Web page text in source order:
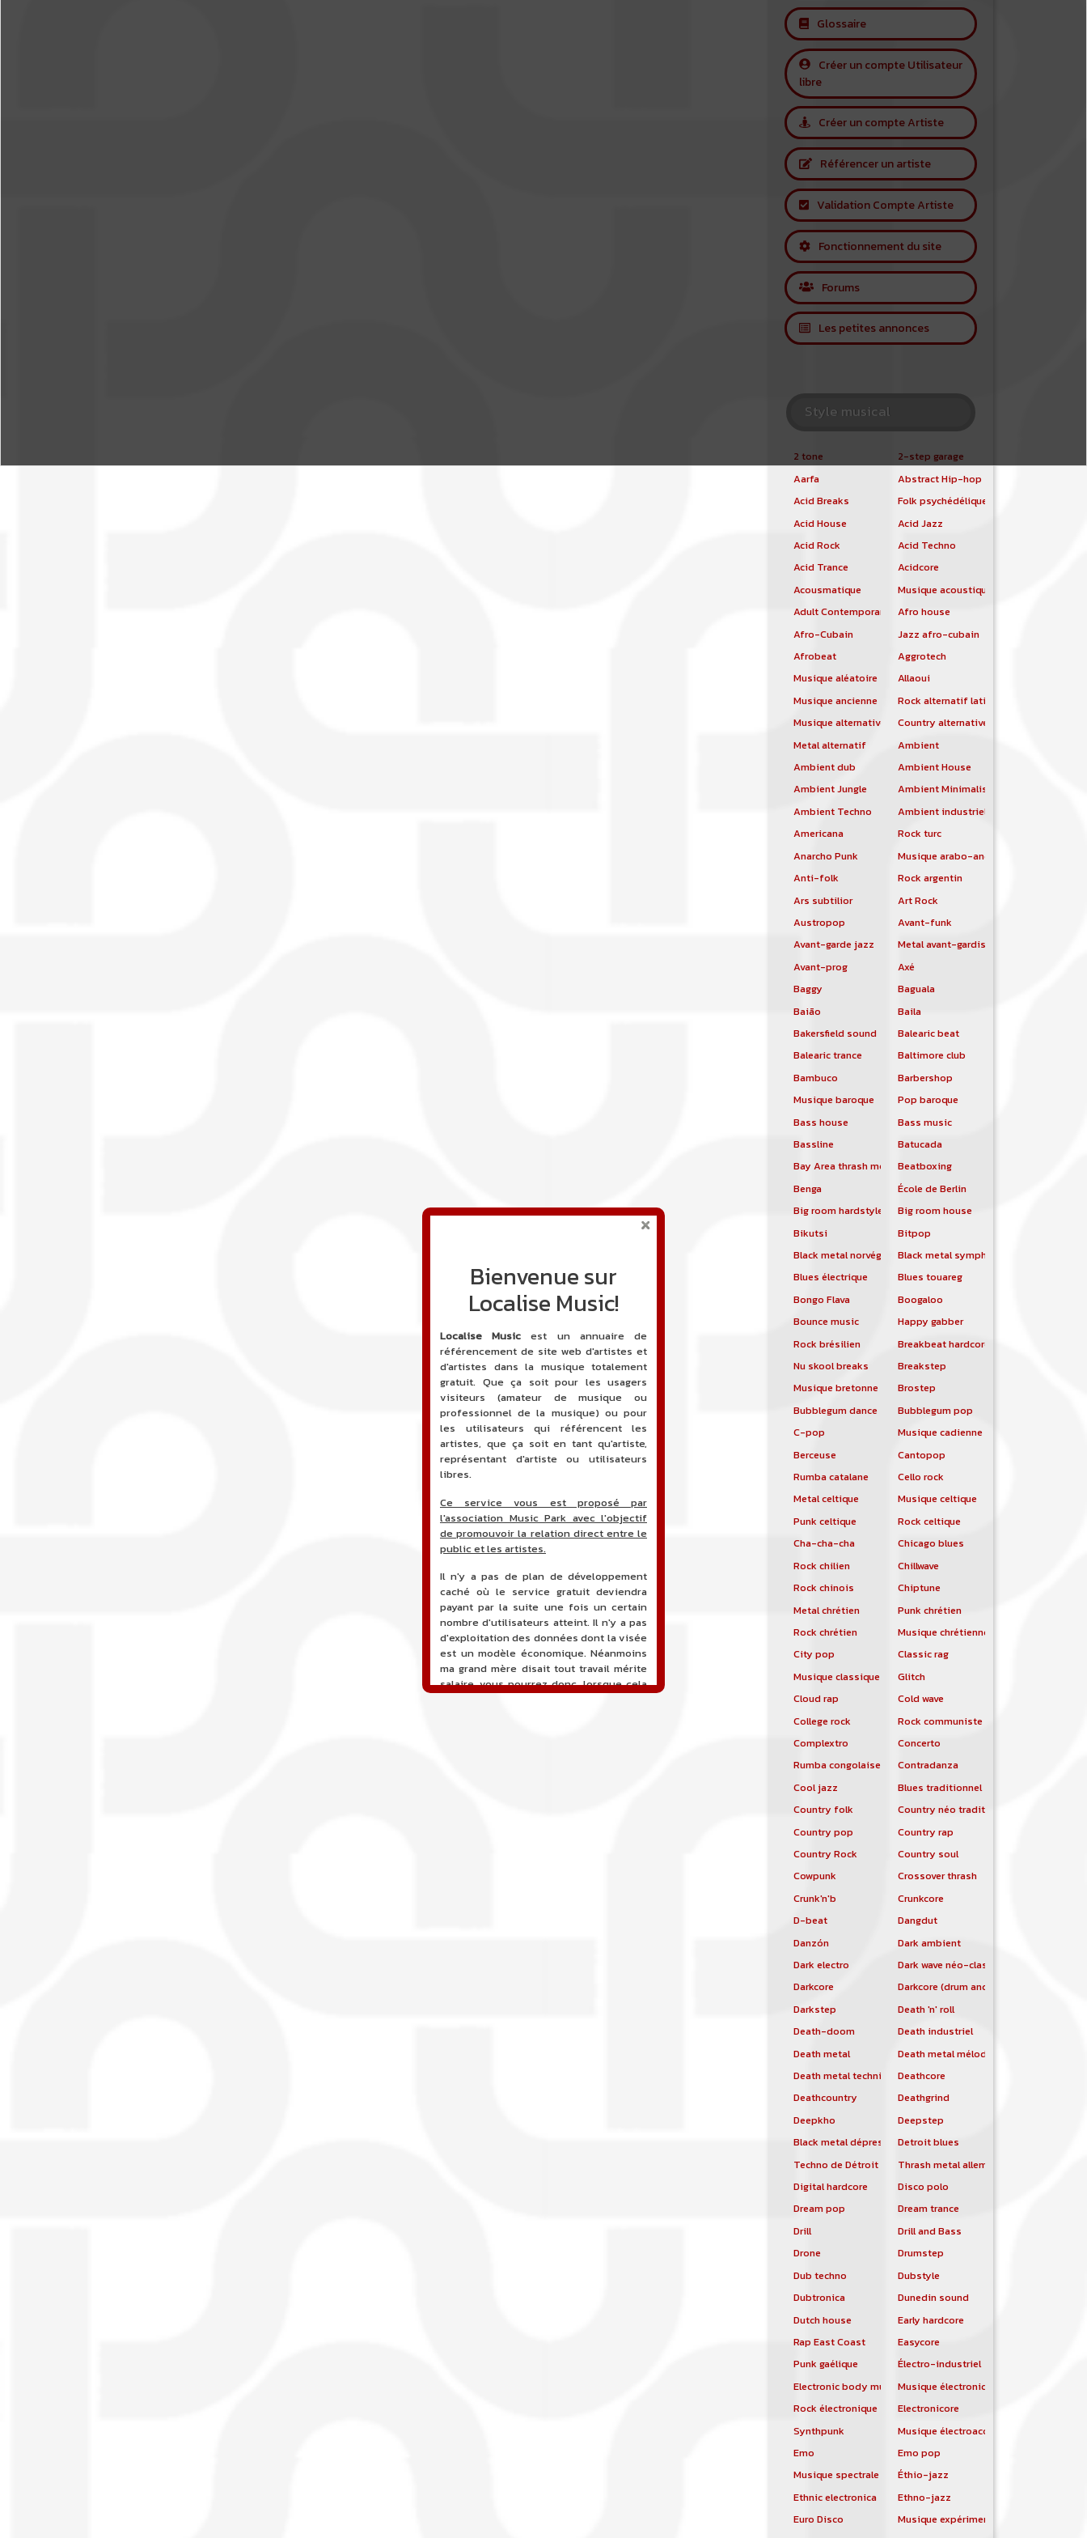
Glossaire
Créer un compte Utilisateur
libre
Créer un compte Artiste
Référencer un artiste
Validation Compte Artiste
Fonctionnement du site
Forums
Les petites annonces
Style musical
2 tone
2-step garage
Aarfa
Abstract Hip-hop
Acid Breaks
Folk psychédélique
Acid House
Acid Jazz
Acid Rock
Acid Techno
Acid Trance
Acidcore
Acousmatique
Musique acoustique
Adult Contemporary
Afro house
Afro-Cubain
Jazz afro-cubain
Afrobeat
Aggrotech
Musique aléatoire
Allaoui
Musique ancienne
Rock alternatif latino
Musique alternative
Country alternative
Metal alternatif
Ambient
Ambient dub
Ambient House
Ambient Jungle
Ambient Minimalist
Ambient Techno
Ambient industriel
Americana
Rock turc
Anarcho Punk
Musique arabo-andalouse
Anti-folk
Rock argentin
Ars subtilior
Art Rock
Austropop
Avant-funk
Avant-garde jazz
Metal avant-gardiste
Avant-prog
Axé
Baggy
Baguala
Baião
Baila
Bakersfield sound
Balearic beat
Balearic trance
Baltimore club
Bambuco
Barbershop
Musique baroque
Pop baroque
Bass house
Bass music
Bassline
Batucada
Bay Area thrash metal Beatboxing
Benga
École de Berlin
Big room hardstyle
Big room house
Bikutsi
Bitpop
Black metal norvégien
Black metal symphonique
Blues électrique
Blues touareg
Bongo Flava
Boogaloo
Bounce music
Happy gabber
Rock brésilien
Breakbeat hardcore
Nu skool breaks
Breakstep
Musique bretonne
Brostep
Bubblegum dance
Bubblegum pop
C-pop
Musique cadienne
Berceuse
Cantopop
Rumba catalane
Cello rock
Metal celtique
Musique celtique
Punk celtique
Rock celtique
Cha-cha-cha
Chicago blues
Rock chilien
Chillwave
Rock chinois
Chiptune
Metal chrétien
Punk chrétien
Rock chrétien
Musique chrétienne contemporaine
City pop
Classic rag
Musique classique
Glitch
Cloud rap
Cold wave
College rock
Rock communiste
Complextro
Concerto
Rumba congolaise
Contradanza
Cool jazz
Blues traditionnel
Country folk
Country néo traditionnelle
Country pop
Country rap
Country Rock
Country soul
Cowpunk
Crossover thrash
Crunk'n'b
Crunkcore
D-beat
Dangdut
Danzón
Dark ambient
Dark electro
Dark wave néo-classique
Darkcore
Darkcore (drum and bass)
Darkstep
Death 'n' roll
Death-doom
Death industriel
Death metal
Death metal mélodique
Death metal techniqueDeathcore
Deathcountry
Deathgrind
Deepkho
Deepstep
Black metal dépressif Detroit blues
Techno de Détroit
Thrash metal allemand
Digital hardcore
Disco polo
Dream pop
Dream trance
Drill
Drill and Bass
Drone
Drumstep
Dub techno
Dubstyle
Dubtronica
Dunedin sound
Dutch house
Early hardcore
Rap East Coast
Easycore
Punk gaélique
Électro-industriel
Electronic body musicMusique électronique
Rock électronique
Electronicore
Synthpunk
Musique électroacoustique
Emo
Emo pop
Musique spectrale
Éthio-jazz
Ethnic electronica
Ethno-jazz
Euro Disco
Musique expérimentale
Bienvenue sur
Localise Music!
Localise Music est un annuaire de
référencement de site web d'artistes et
d'artistes dans la musique totalement
gratuit. Que ça soit pour les usagers
visiteurs (amateur de musique ou
professionnel de la musique) ou pour
les utilisateurs qui référencent les
artistes, que ça soit en tant qu'artiste,
représentant d'artiste ou utilisateurs
libres.
Ce service vous est proposé par
l'association Music Park avec l'objectif
de promouvoir la relation direct entre le
public et les artistes.
Il n'y a pas de plan de développement
caché où le service gratuit deviendra
payant par la suite une fois un certain
nombre d'utilisateurs atteint. Il n'y a pas
d'exploitation des données dont la visée
est un modèle économique. Néanmoins
ma grand mère disait tout travail mérite
salaire, vous pourrez donc, lorsque cela